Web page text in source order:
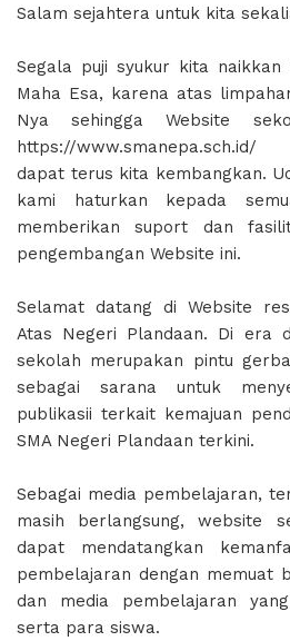
Salam sejahtera untuk kita
Segala puji syukur kita naikkan
Maha Esa, karena atas
Nya sehingga Website
https://www.smanepa.sch.id/
dapat terus kita kembangkan.
kami haturkan kepada
memberikan suport dan
pengembangan Website ini.
Selamat datang di Website
Atas Negeri Plandaan. Di era
sekolah merupakan pintu
sebagai sarana untuk
publikasii terkait kemajuan
SMA Negeri Plandaan terkini.
Sebagai media pembelajaran,
masih berlangsung, website
dapat mendatangkan
pembelajaran dengan memuat
dan media pembelajaran
serta para siswa.